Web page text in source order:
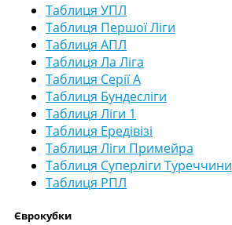
Таблиця УПЛ
Таблиця Першої Ліги
Таблиця АПЛ
Таблиця Ла Ліга
Таблиця Серії А
Таблиця Бундесліги
Таблиця Ліги 1
Таблиця Ередівізі
Таблиця Ліги Примейра
Таблиця Суперліги Туреччини
Таблиця РПЛ
Єврокубки